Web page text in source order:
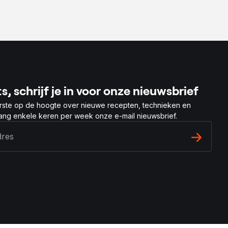
schrijf je in voor onze nieuwsbrief
op de hoogte over nieuwe recepten, technieken en
enkele keren per week onze e-mail nieuwsbrief.